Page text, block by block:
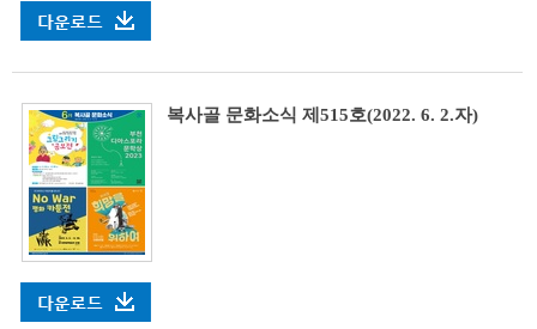
복사골 문화소식 제515호(2022. 6. 2.자)